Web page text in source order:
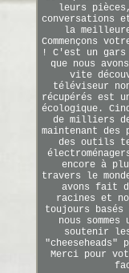
leurs
conversations
la
Commençons
! C'est un
que nous
vite
téléviseur
récupérés est
écologique.
de milliers
maintenant des
des outils
encore à
travers le
avons fait
racines et
toujours
nous
soutenir
Merci pour